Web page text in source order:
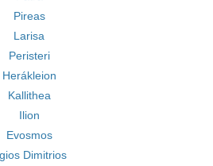
Pireas
Larisa
Peristeri
Herákleion
Kallithea
Ilion
Evosmos
Dimitrios